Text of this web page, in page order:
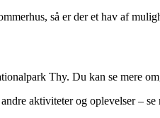
så er der et hav af
Thy. Du kan se mere
aktiviteter og oplevelser –